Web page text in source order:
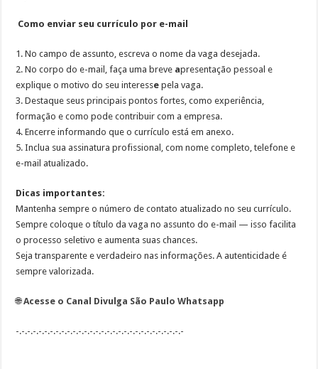
Como enviar seu currículo por e-mail
1. No campo de assunto, escreva o nome da vaga desejada.
2. No corpo do e-mail, faça uma breve apresentação pessoal e
explique o motivo do seu interesse pela vaga.
3. Destaque seusprincipais pontos fortes, como experiência,
formação e como pode contribuir com a empresa.
4. Encerre informando que ocurrículo está em anexo.
5. Inclua sua assinatura profissional , com nome completo, telefone e
e-mail atualizado.
Dicas importantes:
Mantenha sempre o número de contato atualizado no seu currículo.
Sempre coloque o título da vaga no assunto do e-mail — isso facilita
o processo seletivo e aumenta suas chances.
Seja transparente e verdadeiro nas informações. A autenticidade é
sempre valorizada.
🌐Acesse o Canal Divulga São Paulo Whatsapp
-.-.-.-.-.-.-.-.-.-.-.-.-.-.-.-.-.-.-.-.-.-.-.-.-.-.-.-.-.-